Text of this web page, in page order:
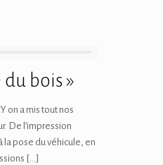
du bois »
on a mis tout nos
De l’impression
la pose du véhicule, en
[…]